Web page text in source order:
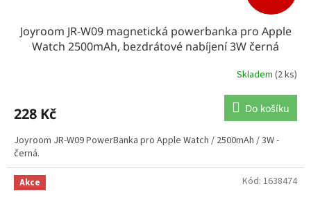
Joyroom JR-W09 magnetická powerbanka pro Apple
Watch 2500mAh, bezdrátové nabíjení 3W černá
Skladem (2 ks)
228 Kč Do košíku
Joyroom JR-W09 PowerBanka pro Apple Watch / 2500mAh / 3W -
černá.
Akce Kód: 1638474